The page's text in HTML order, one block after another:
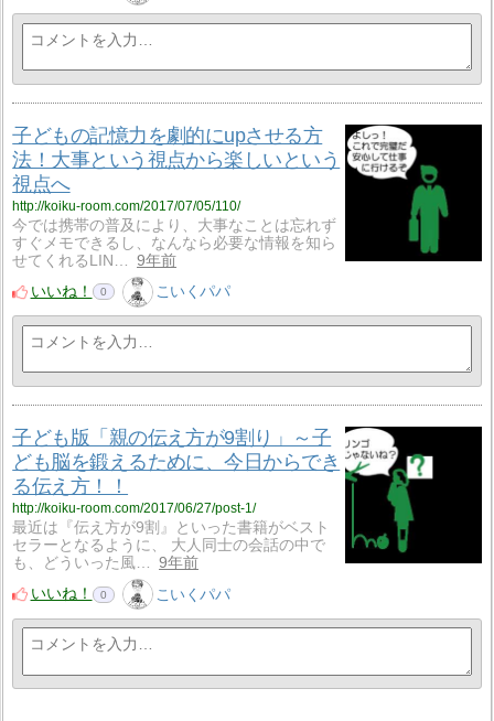
子どもの記憶力を劇的にupさせる方
法！大事という視点から楽しいという
視点へ
http://koiku-room.com/2017/07/05/110/
今では携帯の普及により、大事なことは忘れず
すぐメモできるし、なんなら必要な情報を知ら
せてくれるLIN…
9年前
いいね！
0 こいくパパ
子ども版「親の伝え方が9割り」～子
ども脳を鍛えるために、今日からでき
る伝え方！！
http://koiku-room.com/2017/06/27/post-1/
最近は『伝え方が9割』といった書籍がベスト
セラーとなるように、 大人同士の会話の中で
も、どういった風…
9年前
いいね！
0 こいくパパ